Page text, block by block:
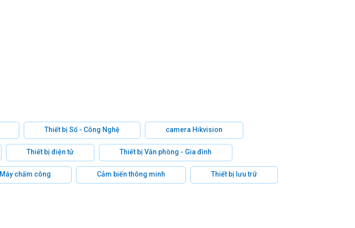
Thiết bị Số - Công Nghệ camera Hikvision
Thiết bị điện tử Thiết bị Văn phòng - Gia đình
Máy chấm công Cảm biến thông minh Thiết bị lưu trữ